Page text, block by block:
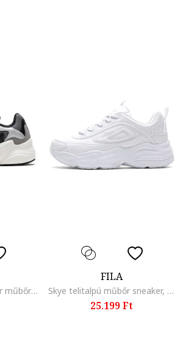
Collene A textilsneaker műbőr részletekkel, Fekete/Szürke
FILA
Skye telitalpú műbőr sneaker, Fehér
25.199 Ft